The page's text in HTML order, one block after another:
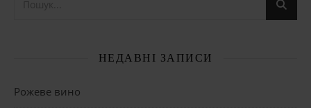
НЕДАВНІ ЗАПИСИ
Рожеве вино